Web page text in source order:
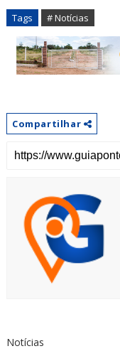
Tags # Notícias
Compartilhar
Notícias